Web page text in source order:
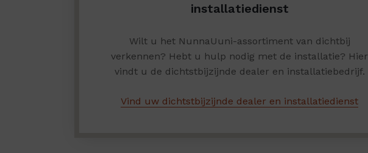
installatiedienst
Wilt u het NunnaUuni-assortiment van dichtbij
verkennen? Hebt u hulp nodig met de installatie? Hier
vindt u de dichtstbijzijnde dealer en installatiebedrijf.
Vind uw dichtstbijzijnde dealer en installatiedienst